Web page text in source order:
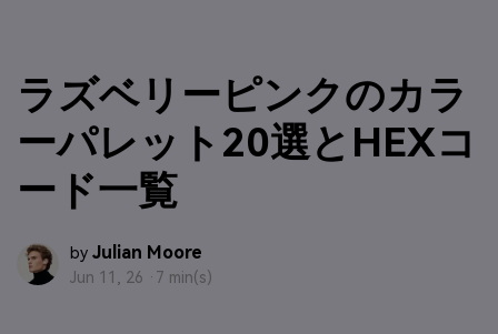
ラズベリーピンクのカラ
ーパレット20選とHEXコ
ード一覧
by Julian Moore
Jun 11, 26 · 7 min(s)